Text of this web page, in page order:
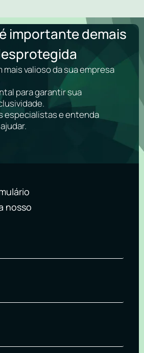
importante demais
mais valioso da sua empresa
para garantir sua
especialistas e entenda
nosso